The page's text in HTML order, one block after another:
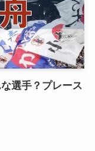
選手？プレース